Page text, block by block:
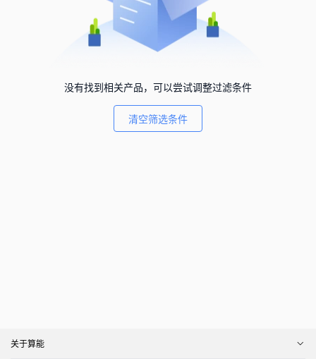
没有找到相关产品，可以尝试调整过滤条件
清空筛选条件
关于算能